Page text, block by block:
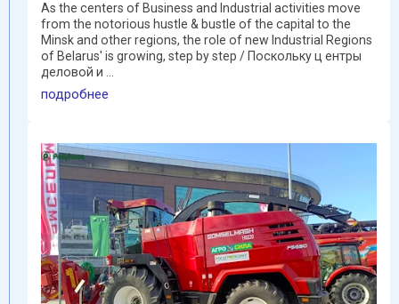
As the centers of Business and Industrial activities move
from the notorious hustle & bustle of the capital to the
Minsk and other regions, the role of new Industrial Regions
of Belarus' is growing, step by step / Поскольку ц ентры
деловой и ...
подробнее